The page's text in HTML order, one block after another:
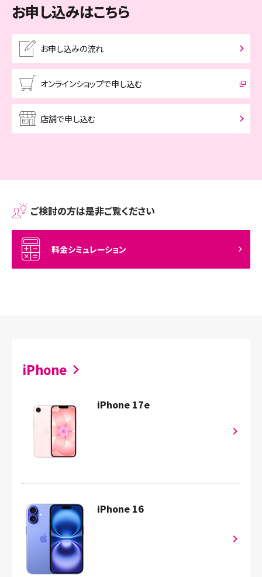
お申し込みはこちら
お申し込みの流れ
オンラインショップで申し込む
店舗で申し込む
ご検討の方は是非ご覧ください
料金シミュレーション
iPhone
iPhone 17e
iPhone 16